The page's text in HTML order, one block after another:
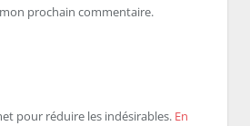
prochain commentaire.
pour réduire les indésirables. En